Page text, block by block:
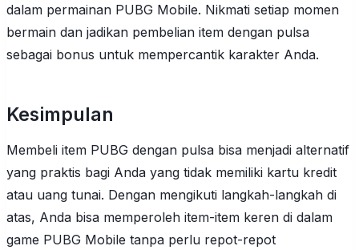
dalam permainan PUBG Mobile. Nikmati setiap momen
bermain dan jadikan pembelian item dengan pulsa
sebagai bonus untuk mempercantik karakter Anda.
Kesimpulan
Membeli item PUBG dengan pulsa bisa menjadi alternatif
yang praktis bagi Anda yang tidak memiliki kartu kredit
atau uang tunai. Dengan mengikuti langkah-langkah di
atas, Anda bisa memperoleh item-item keren di dalam
game PUBG Mobile tanpa perlu repot-repot